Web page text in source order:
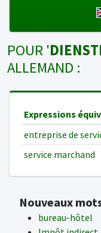
POUR '
ALLEMAND :
Expressions
entreprise de
service marchand
Nouveaux
bureau-hôtel